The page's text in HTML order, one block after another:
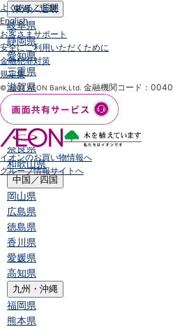
東海／近畿
岐阜県
静岡県
愛知県
三重県
滋賀県
大阪府
兵庫県
奈良県
和歌山県
中国／四国
岡山県
広島県
徳島県
香川県
愛媛県
高知県
九州・沖縄
福岡県
熊本県
よくあるご質問
English
お客さまサポート
安全にご利用いただくために
金融犯罪対策
規定集
© 2007 AEON Bank,Ltd. 金融機関コード：0040
イオンのお買い物情報へ
グループ情報サイトへ